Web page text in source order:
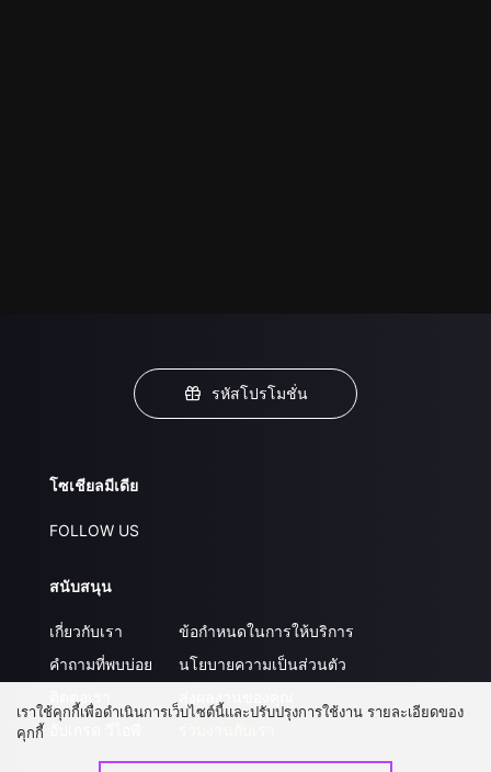
รหัสโปรโมชั่น
โซเชียลมีเดีย
FOLLOW US
สนับสนุน
เกี่ยวกับเรา
คำถามที่พบบ่อย
ข้อกำหนดในการให้บริการ
นโยบายความเป็นส่วนตัว
เราใช้คุกกี้เพื่อดำเนินการเว็บไซต์นี้และปรับปรุงการใช้งาน รายละเอียดของ
คุกกี้